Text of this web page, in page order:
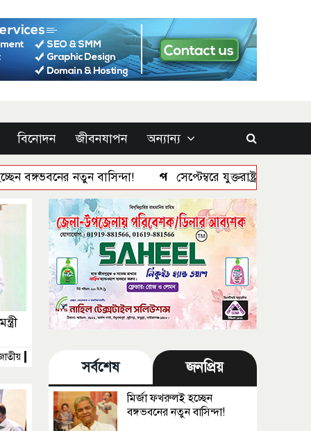
বিনোদন জীবনযাপন অন্যান্য
বাসিন্দা! সেপ্টেম্বরে যুক্তরাষ্ট্র যাচ্ছেন প্রধানমন্ত্রী তারেক
সর্বশেষ জনপ্রিয়
মির্জা ফখরুলই হচ্ছেন
বঙ্গভবনের নতুন বাসিন্দা!